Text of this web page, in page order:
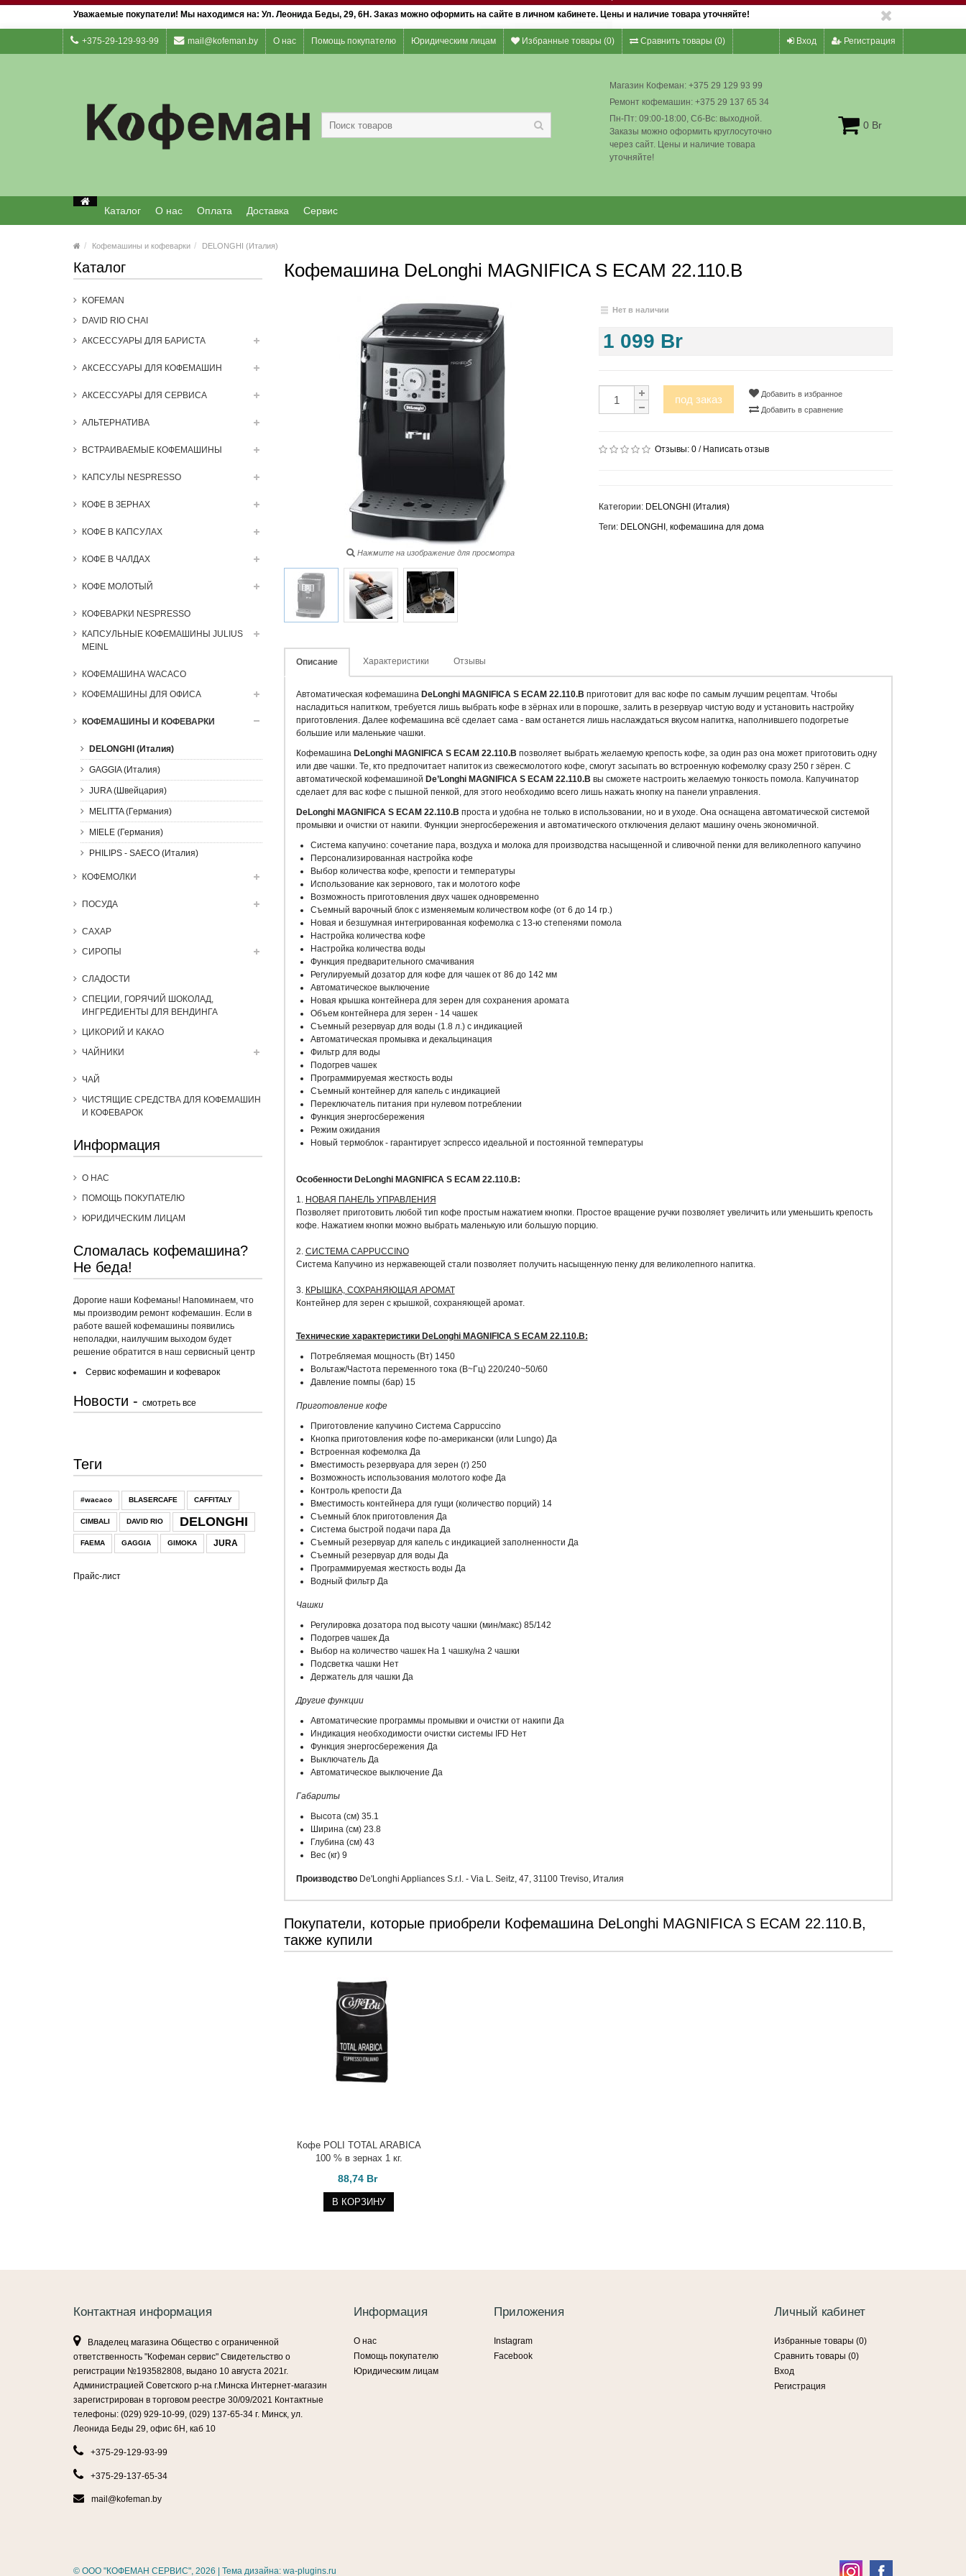
Уважаемые покупатели! Мы находимся на: Ул. Леонида Беды, 29, 6Н. Заказ можно оформить на сайте в личном кабинете. Цены и наличие товара уточняйте!
+375-29-129-93-99 mail@kofeman.by О нас Помощь покупателю Юридическим лицам Избранные товары (0) Сравнить товары (0) Вход Регистрация
Магазин Кофеман: +375 29 129 93 99
Ремонт кофемашин: +375 29 137 65 34
Пн-Пт: 09:00-18:00, Сб-Вс: выходной.
Заказы можно оформить круглосуточно
через сайт. Цены и наличие товара
уточняйте!
0 Br
Каталог О нас Оплата Доставка Сервис
Кофемашины и кофеварки DELONGHI (Италия)
Каталог
KOFEMAN
DAVID RIO CHAI
АКСЕССУАРЫ ДЛЯ БАРИСТА
АКСЕССУАРЫ ДЛЯ КОФЕМАШИН
АКСЕССУАРЫ ДЛЯ СЕРВИСА
АЛЬТЕРНАТИВА
ВСТРАИВАЕМЫЕ КОФЕМАШИНЫ
КАПСУЛЫ NESPRESSO
КОФЕ В ЗЕРНАХ
КОФЕ В КАПСУЛАХ
КОФЕ В ЧАЛДАХ
КОФЕ МОЛОТЫЙ
КОФЕВАРКИ NESPRESSO
КАПСУЛЬНЫЕ КОФЕМАШИНЫ JULIUS
MEINL
КОФЕМАШИНА WACACO
КОФЕМАШИНЫ ДЛЯ ОФИСА
КОФЕМАШИНЫ И КОФЕВАРКИ
DELONGHI (Италия)
GAGGIA (Италия)
JURA (Швейцария)
MELITTA (Германия)
MIELE (Германия)
PHILIPS - SAECO (Италия)
КОФЕМОЛКИ
ПОСУДА
САХАР
СИРОПЫ
СЛАДОСТИ
СПЕЦИИ, ГОРЯЧИЙ ШОКОЛАД,
ИНГРЕДИЕНТЫ ДЛЯ ВЕНДИНГА
ЦИКОРИЙ И КАКАО
ЧАЙНИКИ
ЧАЙ
ЧИСТЯЩИЕ СРЕДСТВА ДЛЯ КОФЕМАШИН
И КОФЕВАРОК
Информация
О НАС
ПОМОЩЬ ПОКУПАТЕЛЮ
ЮРИДИЧЕСКИМ ЛИЦАМ
Сломалась кофемашина?
Не беда!
Дорогие наши Кофеманы! Напоминаем, что
мы производим ремонт кофемашин. Если в
работе вашей кофемашины появились
неполадки, наилучшим выходом будет
решение обратится в наш сервисный центр
Сервис кофемашин и кофеварок
Новости - смотреть все
Теги
#wacaco BLASERCAFE CAFFITALY
CIMBALI DAVID RIO DELONGHI
FAEMA GAGGIA GIMOKA JURA
Прайс-лист
Кофемашина DeLonghi MAGNIFICA S ECAM 22.110.B
Нажмите на изображение для просмотра
Нет в наличии
1 099 Br
под заказ
Добавить в избранное
Добавить в сравнение
Отзывы:0 / Написать отзыв
Категории: DELONGHI (Италия)
Теги: DELONGHI ,кофемашина для дома
Описание Характеристики Отзывы
Автоматическая кофемашинаDeLonghi MAGNIFICA S ECAM 22.110.B приготовит для вас кофе по самым лучшим рецептам. Чтобы
насладиться напитком, требуется лишь выбрать кофе в зёрнах или в порошке, залить в резервуар чистую воду и установить настройку
приготовления. Далее кофемашина всё сделает сама - вам останется лишь наслаждаться вкусом напитка, наполнившего подогретые
большие или маленькие чашки.
Кофемашина DeLonghi MAGNIFICA S ECAM 22.110.B позволяет выбрать желаемую крепость кофе, за один раз она может приготовить одну
или две чашки. Те, кто предпочитает напиток из свежесмолотого кофе, смогут засыпать во встроенную кофемолку сразу 250 г зёрен. С
автоматической кофемашиной De’Longhi MAGNIFICA S ECAM 22.110.B вы сможете настроить желаемую тонкость помола. Капучинатор
сделает для вас кофе с пышной пенкой, для этого необходимо всего лишь нажать кнопку на панели управления.
DeLonghi MAGNIFICA S ECAM 22.110.B проста и удобна не только в использовании, но и в уходе. Она оснащена автоматической системой
промывки и очистки от накипи. Функции энергосбережения и автоматического отключения делают машину очень экономичной.
Система капучино: сочетание пара, воздуха и молока для производства насыщенной и сливочной пенки для великолепного капучино
Персонализированная настройка кофе
Выбор количества кофе, крепости и температуры
Использование как зернового, так и молотого кофе
Возможность приготовления двух чашек одновременно
Съемный варочный блок с изменяемым количеством кофе (от 6 до 14 гр.)
Новая и безшумная интегрированная кофемолка с 13-ю степенями помола
Настройка количества кофе
Настройка количества воды
Функция предварительного смачивания
Регулируемый дозатор для кофе для чашек от 86 до 142 мм
Автоматическое выключение
Новая крышка контейнера для зерен для сохранения аромата
Объем контейнера для зерен - 14 чашек
Съемный резервуар для воды (1.8 л.) с индикацией
Автоматическая промывка и декальцинация
Фильтр для воды
Подогрев чашек
Программируемая жесткость воды
Съемный контейнер для капель с индикацией
Переключатель питания при нулевом потреблении
Функция энергосбережения
Режим ожидания
Новый термоблок - гарантирует эспрессо идеальной и постоянной температуры
Особенности DeLonghi MAGNIFICA S ECAM 22.110.B:
1. НОВАЯ ПАНЕЛЬ УПРАВЛЕНИЯ
Позволяет приготовить любой тип кофе простым нажатием кнопки. Простое вращение ручки позволяет увеличить или уменьшить крепость
кофе. Нажатием кнопки можно выбрать маленькую или большую порцию.
2. СИСТЕМА CAPPUCCINO
Система Капучино из нержавеющей стали позволяет получить насыщенную пенку для великолепного напитка.
3. КРЫШКА, СОХРАНЯЮЩАЯ АРОМАТ
Контейнер для зерен с крышкой, сохраняющей аромат.
Технические характеристики DeLonghi MAGNIFICA S ECAM 22.110.B:
Потребляемая мощность (Вт) 1450
Вольтаж/Частота переменного тока (В~Гц) 220/240~50/60
Давление помпы (бар) 15
Приготовление кофе
Приготовление капучино Система Cappuccino
Кнопка приготовления кофе по-американски (или Lungo) Да
Встроенная кофемолка Да
Вместимость резервуара для зерен (г) 250
Возможность использования молотого кофе Да
Контроль крепости Да
Вместимость контейнера для гущи (количество порций) 14
Съемный блок приготовления Да
Система быстрой подачи пара Да
Съемный резервуар для капель с индикацией заполненности Да
Съемный резервуар для воды Да
Программируемая жесткость воды Да
Водный фильтр Да
Чашки
Регулировка дозатора под высоту чашки (мин/макс) 85/142
Подогрев чашек Да
Выбор на количество чашек На 1 чашку/на 2 чашки
Подсветка чашки Нет
Держатель для чашки Да
Другие функции
Автоматические программы промывки и очистки от накипи Да
Индикация необходимости очистки системы IFD Нет
Функция энергосбережения Да
Выключатель Да
Автоматическое выключение Да
Габариты
Высота (см) 35.1
Ширина (см) 23.8
Глубина (см) 43
Вес (кг) 9
ПроизводствоDe'Longhi Appliances S.r.l. - Via L. Seitz, 47, 31100 Treviso, Италия
Покупатели, которые приобрели Кофемашина DeLonghi MAGNIFICA S ECAM 22.110.B,
также купили
Кофе POLI TOTAL ARABICA
100 % в зернах 1 кг.
88,74 Br
В КОРЗИНУ
Контактная информация
Владелец магазина Общество с ограниченной
ответственность "Кофеман сервис" Свидетельство о
регистрации №193582808, выдано 10 августа 2021г.
Администрацией Советского р-на г.Минска Интернет-магазин
зарегистрирован в торговом реестре 30/09/2021 Контактные
телефоны: (029) 929-10-99, (029) 137-65-34 г. Минск, ул.
Леонида Беды 29, офис 6Н, каб 10
+375-29-129-93-99
+375-29-137-65-34
mail@kofeman.by
Информация
О нас
Помощь покупателю
Юридическим лицам
Приложения
Instagram
Facebook
Личный кабинет
Избранные товары (0)
Сравнить товары (0)
Вход
Регистрация
© ООО "КОФЕМАН СЕРВИС", 2026 | Тема дизайна: wa-plugins.ru